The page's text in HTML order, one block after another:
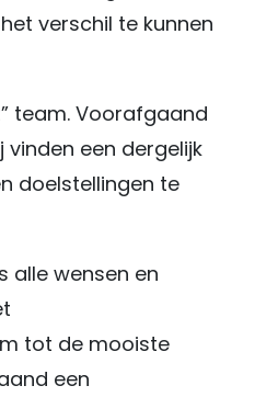
verschil te kunnen
team. Voorafgaand
een dergelijk
doelstellingen te
alle wensen en
tot de mooiste
een